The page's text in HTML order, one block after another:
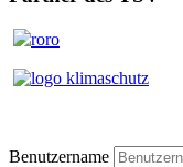
Benutzername